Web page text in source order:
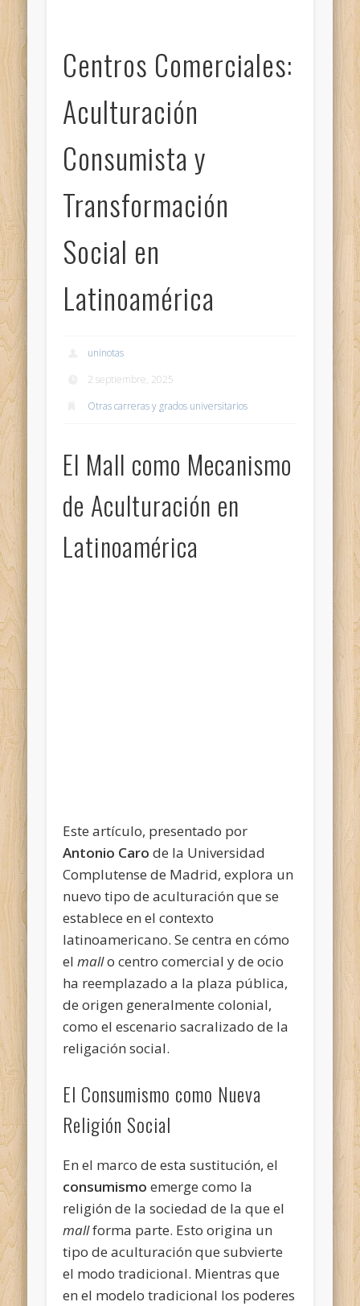
Centros Comerciales:
Aculturación
Consumista y
Transformación
Social en
Latinoamérica
uninotas
2 septiembre, 2025
Otras carreras y grados universitarios
El Mall como Mecanismo
de Aculturación en
Latinoamérica
Este artículo, presentado por
Antonio Caro de la Universidad
Complutense de Madrid, explora un
nuevo tipo de aculturación que se
establece en el contexto
latinoamericano. Se centra en cómo
elmallo centro comercial y de ocio
ha reemplazado a la plaza pública,
de origen generalmente colonial,
como el escenario sacralizado de la
religación social.
El Consumismo como Nueva
Religión Social
En el marco de esta sustitución, el
consumismo emergecomo la
religión de la sociedad de la que el
mallforma parte. Esto origina un
tipo de aculturación que subvierte
el modo tradicional. Mientras que
en el modelo tradicional los poderes